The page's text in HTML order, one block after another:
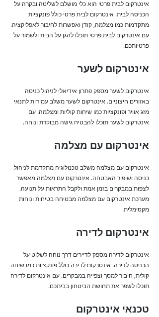
אינטרקום לבית פרטי הוא כלי מושלם לשליטה ובקרה על
הכניסה לבית. אינטרקום לבית פרטי כולל פונקציות
מתקדמות כמו מצלמה, קודן ואפשרות לחיבור לאפליקציה.
עם אינטרקום לבית פרטי תוכלו להגן על הבית ולשמור על
פרטיותכם.
אינטרקום לשער
אינטרקום לשער מספק פתרון אידיאלי לניהול כניסה
באזורים חיצוניים. אינטרקום לשער משלב עמידות לתנאי
מזג אוויר ופונקציות כמו שיחות קוליות ומצלמה. עם
אינטרקום לשער תוכלו להבטיח גישה מבוקרת ונוחה.
אינטרקום עם מצלמה
אינטרקום עם מצלמה משלב טכנולוגיה מתקדמת לניהול
כניסה ושיפור האבטחה. אינטרקום עם מצלמה מאפשר
לצפות במבקרים בזמן אמת ולקבל התראות על תנועה.
מערכת אינטרקום עם מצלמה מבטיחה בטיחות ונוחות
מקסימלית.
אינטרקום לדירה
אינטרקום לדירה מספק לדיירים דרך נוחה לשלוט על
הכניסה לדירה. אינטרקום לדירה כולל פונקציות כמו שיחה
קולית, חיבור למסך וצפייה במבקרים. עם אינטרקום לדירה
תוכלו לשפר את תחושת הביטחון בביתכם.
טכנאי אינטרקום